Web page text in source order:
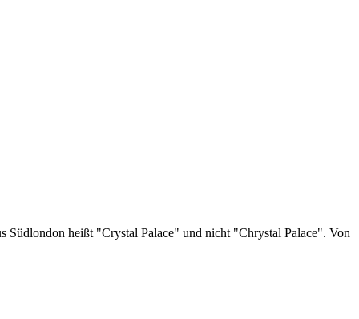
Südlondon heißt "Crystal Palace" und nicht "Chrystal Palace". Von